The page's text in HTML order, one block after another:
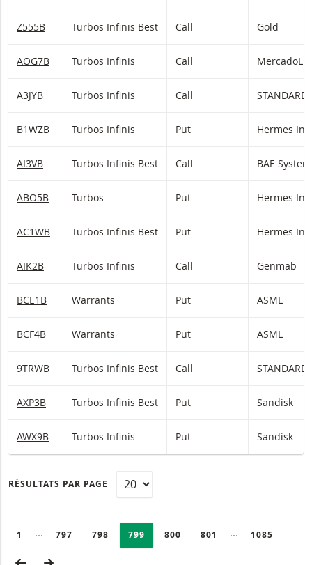
Z555B Turbos Infinis Best Call Gold
AOG7B Turbos Infinis Call
A3JYB Turbos Infinis Call STANDARD
B1WZB Turbos Infinis Put Hermes
AI3VB Turbos Infinis Best Call BAE
ABO5B Turbos Put Hermes
AC1WB Turbos Infinis Best Put Hermes
AIK2B Turbos Infinis Call Genmab
BCE1B Warrants Put ASML
BCF4B Warrants Put ASML
9TRWB Turbos Infinis Best Call STANDARD
AXP3B Turbos Infinis Best Put Sandisk
AWX9B Turbos Infinis Put Sandisk
RÉSULTATS PAR PAGE
PAGE
1 Collapsed pages
PAGE
797 PAGE
798 Selected:
PAGE
799 PAGE
800 PAGE
801 Collapsed
DERNIÈRE
1085
PAGE PRÉCÉDENTE